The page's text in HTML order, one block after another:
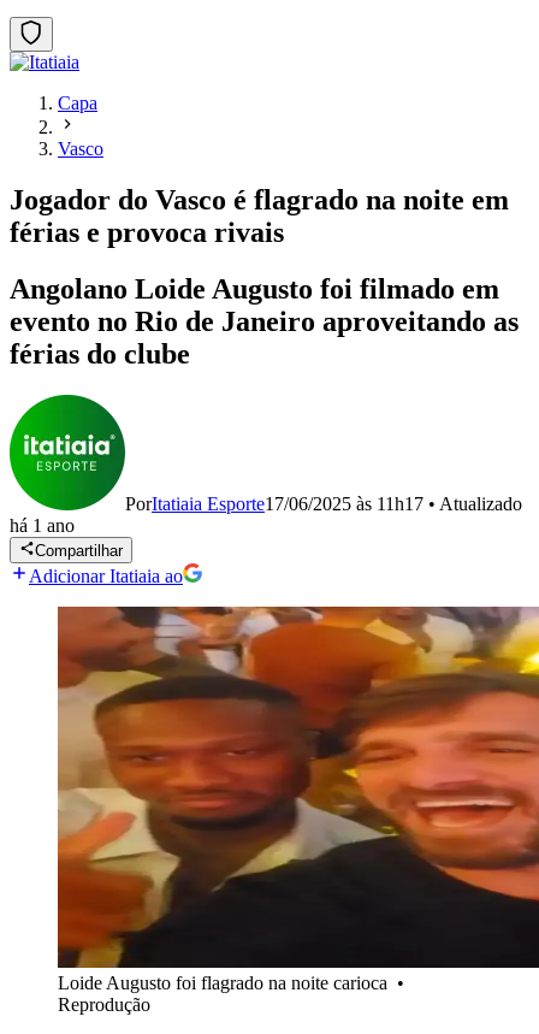
Capa
Vasco
Jogador do Vasco é flagrado na noite em
férias e provoca rivais
Angolano Loide Augusto foi filmado em
evento no Rio de Janeiro aproveitando as
férias do clube
PorItatiaia Esporte17/06/2025 às 11h17 • Atualizado
há 1 ano
Compartilhar
Adicionar Itatiaia ao
Loide Augusto foi flagrado na noite carioca •
Reprodução